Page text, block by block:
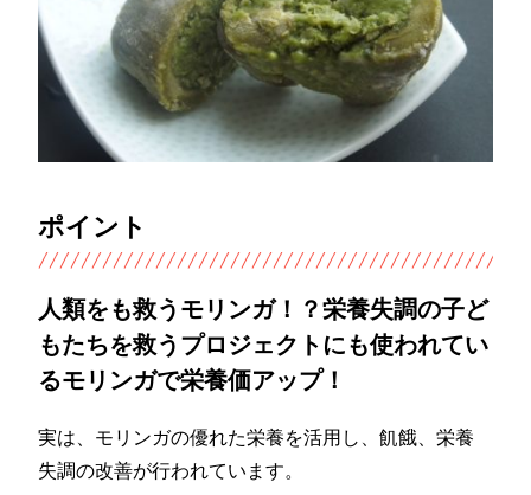
ポイント
人類をも救うモリンガ！？栄養失調の子ど
もたちを救うプロジェクトにも使われてい
るモリンガで栄養価アップ！
実は、モリンガの優れた栄養を活用し、飢餓、栄養
失調の改善が行われています。